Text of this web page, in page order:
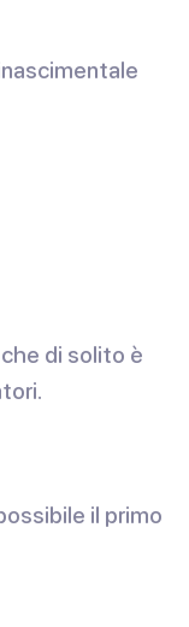
di solito è
il primo